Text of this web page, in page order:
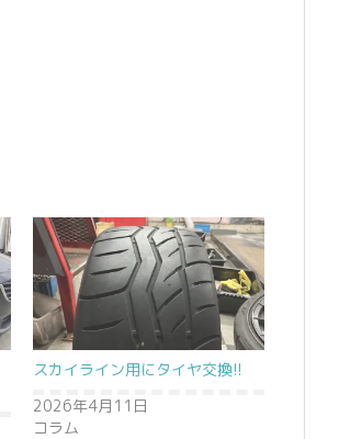
スカイライン用にタイヤ交換!!
2026年4月11日
コラム